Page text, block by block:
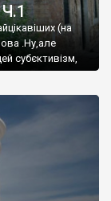
(на
.Ну,але
субєктивізм,